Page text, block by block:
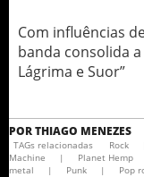
Com influências
banda consolida
Lágrima e Suor”
PORTHIAGO MENEZES
TAGs relacionadas Rock
Machine
| Planet Hemp
metal
| Punk | Pop